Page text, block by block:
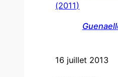
16 juillet 2013
(2011)